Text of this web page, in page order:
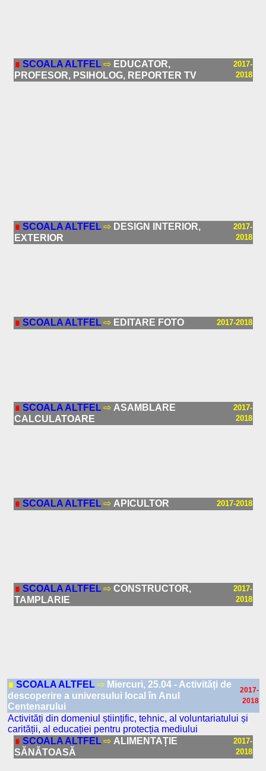
∎ SCOALA ALTFEL ⇨ EDUCATOR,
PROFESOR, PSIHOLOG, REPORTER TV
2017-
2018
∎ SCOALA ALTFEL ⇨ DESIGN INTERIOR,
EXTERIOR
2017-
2018
∎ SCOALA ALTFEL ⇨ EDITARE FOTO 2017-2018
∎ SCOALA ALTFEL ⇨ ASAMBLARE
CALCULATOARE
2017-
2018
∎ SCOALA ALTFEL ⇨ APICULTOR 2017-2018
∎ SCOALA ALTFEL ⇨ CONSTRUCTOR,
TAMPLARIE
2017-
2018
∎ SCOALA ALTFEL ⇨ Miercuri, 25.04 - Activități de
descoperire a universului local în Anul
Centenarului
2017-
2018
Activități din domeniul științific, tehnic, al voluntariatului și
carității, al educației pentru protecția mediului
∎ SCOALA ALTFEL ⇨ ALIMENTAȚIE
SĂNĂTOASĂ
2017-
2018